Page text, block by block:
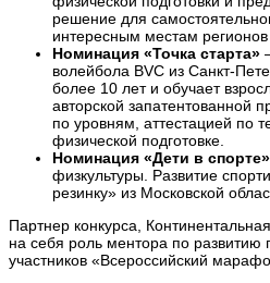
решение для
интересным местам регионов
Номинация «Точка старта»
волейбола BVC из Санкт-
более 10 лет и обучает
авторской запатентованной
по уровням, аттестацией по
физической подготовке.
Номинация «Дети в спорте»
физкультуры. Развитие
резинку» из Московской
Партнер конкурса,
на себя роль ментора по развитию
участников «Всероссийский